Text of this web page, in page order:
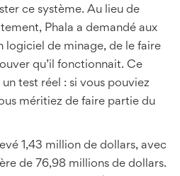
ce système. Au lieu de
Phala a demandé aux
logiciel de minage, de le faire
qu’il fonctionnait. Ce
un test réel : si vous pouviez
méritiez de faire partie du
1,43 million de dollars, avec
de 76,98 millions de dollars.